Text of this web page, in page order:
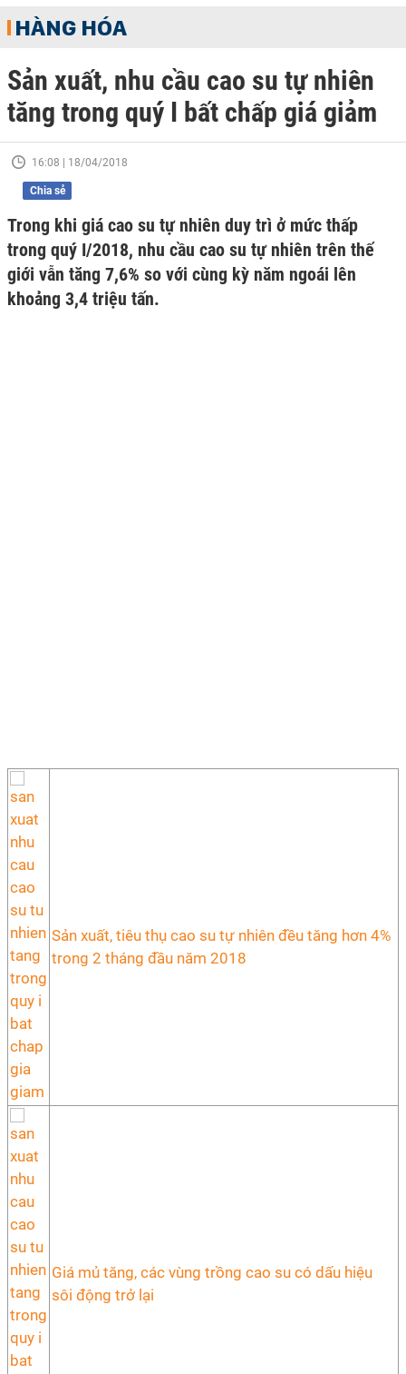
HÀNG HÓA
Sản xuất, nhu cầu cao su tự nhiên
tăng trong quý I bất chấp giá giảm
16:08 | 18/04/2018
Chia sẻ
Trong khi giá cao su tự nhiên duy trì ở mức thấp
trong quý I/2018, nhu cầu cao su tự nhiên trên thế
giới vẫn tăng 7,6% so với cùng kỳ năm ngoái lên
khoảng 3,4 triệu tấn.
Sản xuất, tiêu thụ cao su tự nhiên đều tăng hơn 4%
trong 2 tháng đầu năm 2018
Giá mủ tăng, các vùng trồng cao su có dấu hiệu
sôi động trở lại